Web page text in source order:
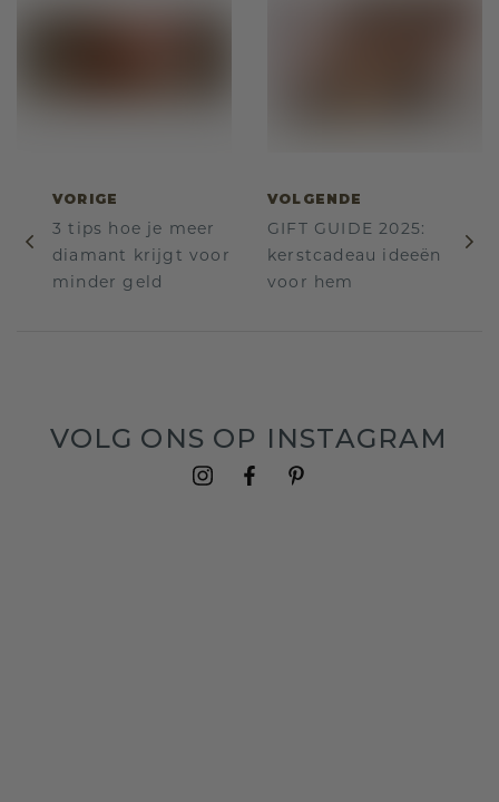
VORIGE
3 tips hoe je meer
diamant krijgt voor
minder geld
VOLGENDE
GIFT GUIDE 2025:
kerstcadeau ideeën
voor hem
VOLG ONS OP INSTAGRAM